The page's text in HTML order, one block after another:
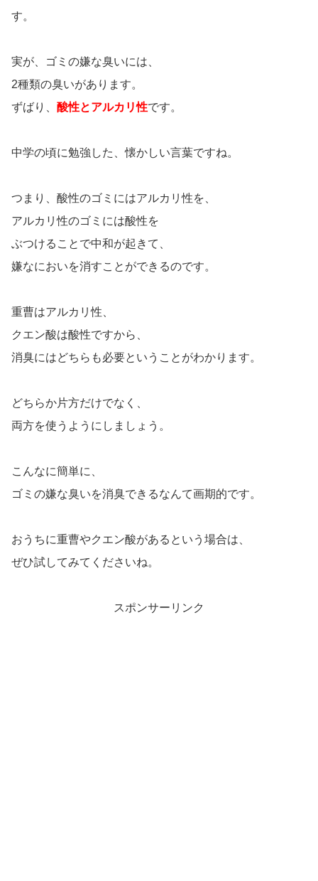
す。
実が、ゴミの嫌な臭いには、
2種類の臭いがあります。
ずばり、 酸性とアルカリ性です。
中学の頃に勉強した、懐かしい言葉ですね。
つまり、酸性のゴミにはアルカリ性を、
アルカリ性のゴミには酸性を
ぶつけることで中和が起きて、
嫌なにおいを消すことができるのです。
重曹はアルカリ性、
クエン酸は酸性ですから、
消臭にはどちらも必要ということがわかります。
どちらか片方だけでなく、
両方を使うようにしましょう。
こんなに簡単に、
ゴミの嫌な臭いを消臭できるなんて画期的です。
おうちに重曹やクエン酸があるという場合は、
ぜひ試してみてくださいね。
スポンサーリンク